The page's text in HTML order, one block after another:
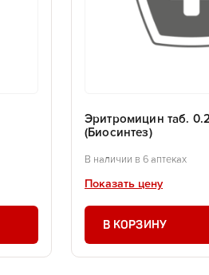
Эритромицин таб.
(Биосинтез)
В наличии в 6 аптеках
Показать цену
В КОРЗИНУ